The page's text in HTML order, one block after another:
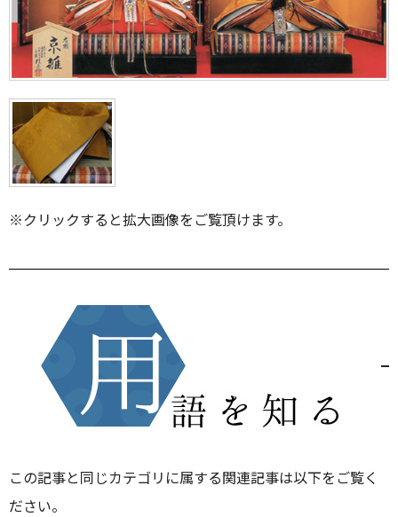
※クリックすると拡大画像をご覧頂けます。
この記事と同じカテゴリに属する関連記事は以下をご覧く
ださい。